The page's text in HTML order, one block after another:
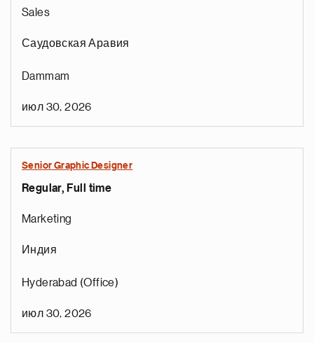
Sales
Саудовская Аравия
Dammam
июл 30, 2026
Senior Graphic Designer
Regular, Full time
Marketing
Индия
Hyderabad (Office)
июл 30, 2026